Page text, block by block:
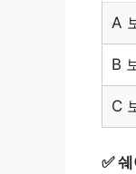
A
B
C
✅